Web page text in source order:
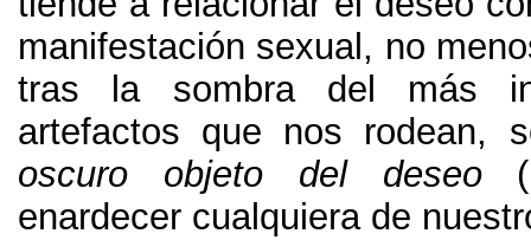
manifestación sexual, no
tras la sombra del más
artefactos que nos rodean,
oscuro objeto del deseo
enardecer cualquiera de